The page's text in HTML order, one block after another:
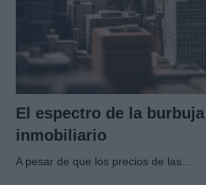
El espectro de la
inmobiliario
A pesar de que los precios de las…